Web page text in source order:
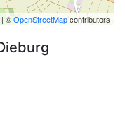
| ©OpenStreetMapcontributors